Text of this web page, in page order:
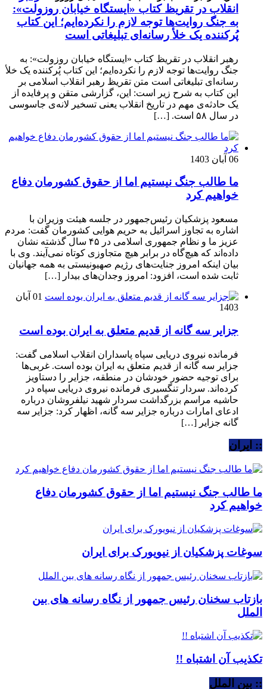
انقلاب در تقریظ کتاب «ایستگاه خیابان روزولت»:
به جنگ روایت‌ها توجه لازم را نکرده‌ایم؛ این کتاب
پُرکننده‌ یک خلأ رسانه‌ای تبلیغاتی است
رهبر انقلاب در تقریظ کتاب «ایستگاه خیابان روزولت»: به
جنگ روایت‌ها توجه لازم را نکرده‌ایم؛ این کتاب پُرکننده‌ یک خلأ
رسانه‌ای تبلیغاتی است متن تقریظ رهبر انقلاب اسلامی بر
این کتاب به شرح زیر است: این، گزارشی متقن و پرفایده از
یک حادثه‌ی مهم در تاریخ انقلاب یعنی تسخیر لانه‌ی جاسوسی
در سال ۵۸ است. […]
06 آبان 1403
ما طالب جنگ نیستیم اما از حقوق کشورمان دفاع
خواهیم کرد
مسعود پزشکیان رئیس‌جمهور در جلسه هیئت وزیران با
اشاره به تجاوز اسرائیل به حریم هوایی کشورمان گفت: مردم
عزیز ما و نظام جمهوری اسلامی در ۴۵ سال گذشته نشان
داده‌اند که هیچ‌گاه در برابر هیچ متجاوزی کوتاه نمی‌آیند. وی با
بیان اینکه امروز جنایت‌های رژیم صهیونیستی به همه جهانیان
ثابت شده است، افزود: امروز وجدان‌های بیدار […]
01 آبان
1403
جزایر سه گانه از قدیم متعلق به ایران بوده است
فرمانده نیروی دریایی سپاه پاسداران انقلاب اسلامی گفت:
جزایر سه گانه از قدیم متعلق به ایران بوده است. غربی‌ها
برای توجیه حضور خودشان در منطقه، جزایر را دستاویز
کرده‌اند. سردار تنگسیری فرمانده نیروی دریایی سپاه در
حاشیه مراسم بزرگداشت سردار شهید نیلفروشان درباره
ادعای امارات درباره جزایر سه گانه، اظهار کرد: جزایر سه
گانه جزایر […]
:: ایران
ما طالب جنگ نیستیم اما از حقوق کشورمان دفاع
خواهیم کرد
سوغات پزشکیان از نیویورک برای ایران
بازتاب سخنان رئیس جمهور از نگاه رسانه های بین
الملل
تکذیب آن اشتباه !!
:: بین الملل